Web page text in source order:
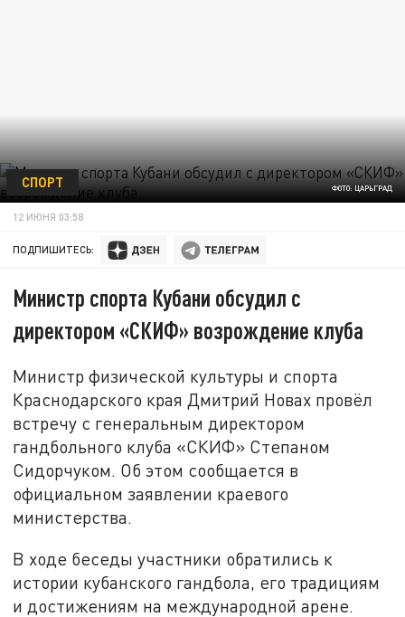
ФОТО: ЦАРЬГРАД
СПОРТ
12 ИЮНЯ 03:58
ПОДПИШИТЕСЬ:
Министр спорта Кубани обсудил с
директором «СКИФ» возрождение клуба
Министр физической культуры и спорта
Краснодарского края Дмитрий Новах провёл
встречу с генеральным директором
гандбольного клуба «СКИФ» Степаном
Сидорчуком. Об этом сообщается в
официальном заявлении краевого
министерства.
В ходе беседы участники обратились к
истории кубанского гандбола, его традициям
и достижениям на международной арене.